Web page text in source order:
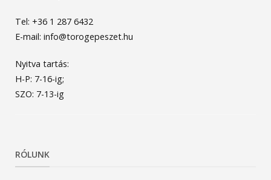
Tel: +36 1 287 6432
E-mail: info@torogepeszet.hu
Nyitva tartás:
H-P: 7-16-ig;
SZO: 7-13-ig
RÓLUNK